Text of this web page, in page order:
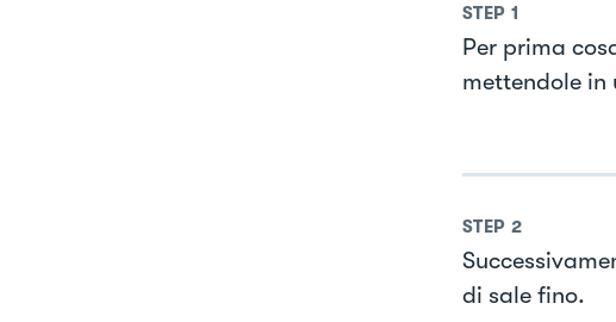
STEP 1
Per prima
mettendole in
STEP 2
di sale fino.